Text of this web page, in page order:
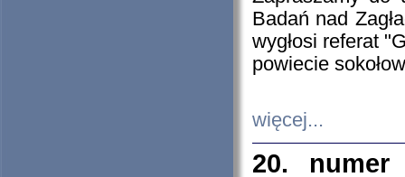
Badań nad
wygłosi referat
powiecie
więcej...
20. numer